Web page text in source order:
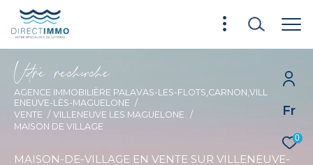
Fr
0
Vore recece
AGENCE IMMOBILIÈRE PALAVAS-LES-FLOTS,CARNON,VILL
ENEUVE-LÈS-MAGUELONE
VENTE
VILLENEUVE LES MAGUELONE
MAISON DE VILLAGE
MAISON-DE-VILLAGE EN VENTE SUR VILLENEUVE-